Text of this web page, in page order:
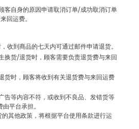
客自身的原因申请取消订单/成功取消订单
回运费。
收到商品的七天内可通过邮件申请退货。
换货/退货时，顾客需要负责退货费与来回
货时，顾客将收到有关退货费与来回运费
告等内容不符，或收到不良品、发错货等
平台承担。
其他政策，将根据平台使用条款进行运